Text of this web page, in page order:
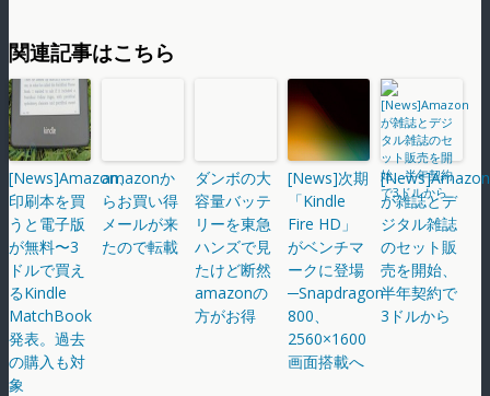
関連記事はこちら
[News]Amazon、
印刷本を買
うと電子版
が無料〜3
ドルで買え
るKindle
MatchBook
発表。過去
の購入も対
象
amazonか
らお買い得
メールが来
たので転載
ダンボの大
容量バッテ
リーを東急
ハンズで見
たけど断然
amazonの
方がお得
[News]次期
「Kindle
Fire HD」
がベンチマ
ークに登場
─Snapdragon
800、
2560×1600
画面搭載へ
[News]Amazon
が雑誌とデ
ジタル雑誌
のセット販
売を開始、
半年契約で
3ドルから